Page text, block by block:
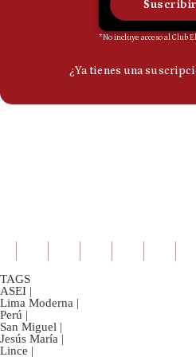
TAGS
ASEI |
Lima Moderna |
Perú |
San Miguel |
Jesús María |
Lince |